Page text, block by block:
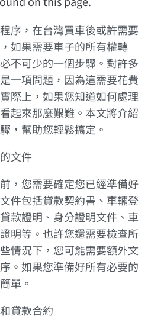
序，在台灣買車後或許需要
如果需要車子的所有權轉
不可少的一個步驟。對許多
一項問題，因為這需要花費
際上，如果您知道如何處理
起來那麼艱難。本文將介紹
，幫助您輕鬆搞定。
文件
，您需要確定您已經準備好
件包括貸款契約書、車輛登
款證明、身分證明文件、車
明等。也許您還需要檢查所
情況下，您可能需要額外文
。如果您準備好所有必要的
單。
貸款合約